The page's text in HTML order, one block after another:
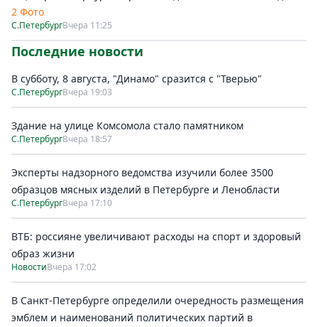
2 Фото
С.ПетербургВчера 11:25
Последние новости
В субботу, 8 августа, "Динамо" сразится с "Тверью"
С.ПетербургВчера 19:03
Здание на улице Комсомола стало памятником
С.ПетербургВчера 18:57
Эксперты надзорного ведомства изучили более 3500
образцов мясных изделий в Петербурге и Ленобласти
С.ПетербургВчера 17:10
ВТБ: россияне увеличивают расходы на спорт и здоровый
образ жизни
НовостиВчера 17:02
В Санкт-Петербурге определили очередность размещения
эмблем и наименований политических партий в